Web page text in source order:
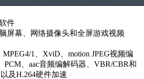
件
屏幕、网络摄像头和全屏游戏视频
MPEG4/1、XviD、motion JPEG视频编
PCM、aac音频编解码器、VBR/CBR和
及H.264硬件加速